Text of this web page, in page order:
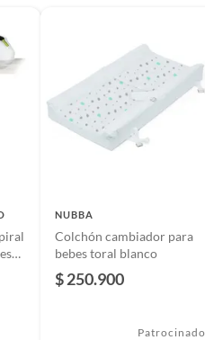
33 x 18 x 7 cm
4 - 6 meses
NUBBA
Colchón cambiador para
bebes toral blanco
$ 250.900
Patrocinado